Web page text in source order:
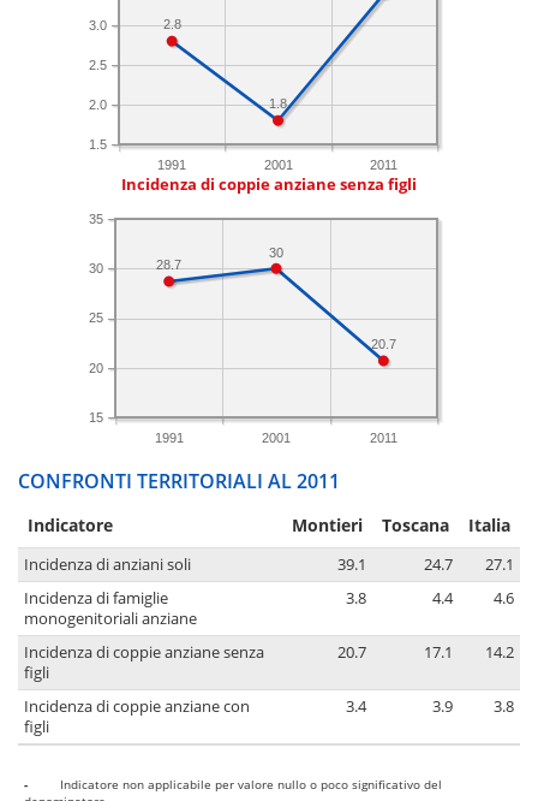
1991 2001 2011
1.5
2.0
2.5
3.0
1.8
2.8
Incidenza di coppie anziane senza figli
1991 2001 2011
15
20
25
30
35
20.7
30
28.7
CONFRONTI TERRITORIALI AL 2011
Indicatore Montieri Toscana Italia
Incidenza di anziani soli 39.1 24.7
27.1
Incidenza di famiglie
monogenitoriali anziane
3.8 4.4 4.6
Incidenza di coppie anziane senza
figli
20.7 17.1 14.2
Incidenza di coppie anziane con
figli
3.4 3.9 3.8
-
Indicatore non applicabile per valore nullo o poco significativo del